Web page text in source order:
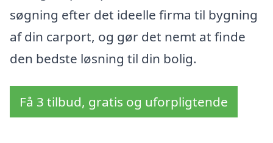
søgning efter det ideelle firma til bygning
af din carport, og gør det nemt at finde
den bedste løsning til din bolig.
Få 3 tilbud, gratis og uforpligtende